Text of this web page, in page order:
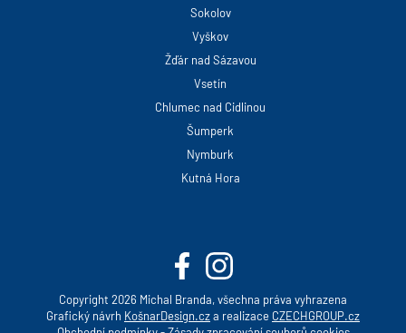
Sokolov
Vyškov
Žďár nad Sázavou
Vsetín
Chlumec nad Cidlinou
Šumperk
Nymburk
Kutná Hora
Copyright 2026 Michal Branda, všechna práva vyhrazena
Grafický návrh KošnarDesign.cza realizace CZECHGROUP.cz